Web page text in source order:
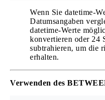
Wenn Sie datetime-
Datumsangaben
datetime-Werte
konvertieren oder 24
subtrahieren, um die
erhalten.
Verwenden des